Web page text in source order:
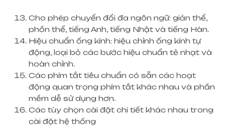
Cho phép chuyển đổi đa ngôn ngữ: giản thể,
phồn thể, tiếng Anh, tiếng Nhật và tiếng Hàn.
Hiệu chuẩn ống kính: hiệu chỉnh ống kính tự
động, loại bỏ các bước hiệu chuẩn tẻ nhạt và
hoàn chỉnh.
Các phím tắt tiêu chuẩn có sẵn các hoạt
động quan trọng phím tắt khác nhau và phần
mềm dễ sử dụng hơn.
Các tùy chọn cài đặt chi tiết khác nhau trong
cài đặt hệ thống